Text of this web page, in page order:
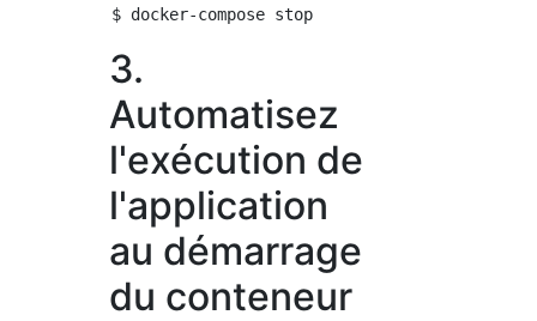
3.
Automatisez
l'exécution de
l'application
au démarrage
du conteneur